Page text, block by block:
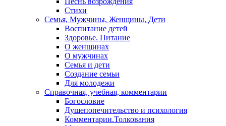
Стихи
Семья, Мужчины, Женщины, Дети
Воспитание детей
Здоровье. Питание
О женщинах
О мужчинах
Семья и дети
Создание семьи
Для молодежи
Справочная, учебная, комментарии
Богословие
Душепопечительство и психология
Комментарии.Толкования